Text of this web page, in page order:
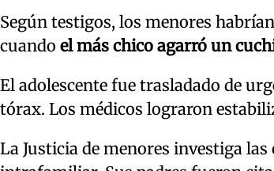
Según testigos, los menores
cuando el más chico agarró un
El adolescente fue trasladado de
tórax. Los médicos lograron
La Justicia de menores investiga